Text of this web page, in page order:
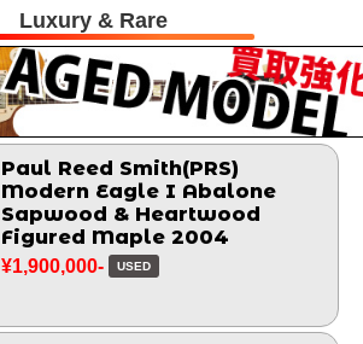
Luxury & Rare
Paul Reed Smith(PRS)
Modern Eagle I Abalone
Sapwood & Heartwood
Figured Maple 2004
¥1,900,000- USED